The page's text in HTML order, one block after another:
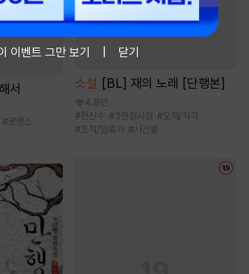
서
#로맨스
소설 [BL] 재의 노래 [단행본]
4.8만
#헌신수 #3인칭시점 #오해/착각
#조직/암흑가 #사건물
이벤트 그만 보기 닫기